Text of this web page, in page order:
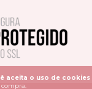
aceita o uso de cookies